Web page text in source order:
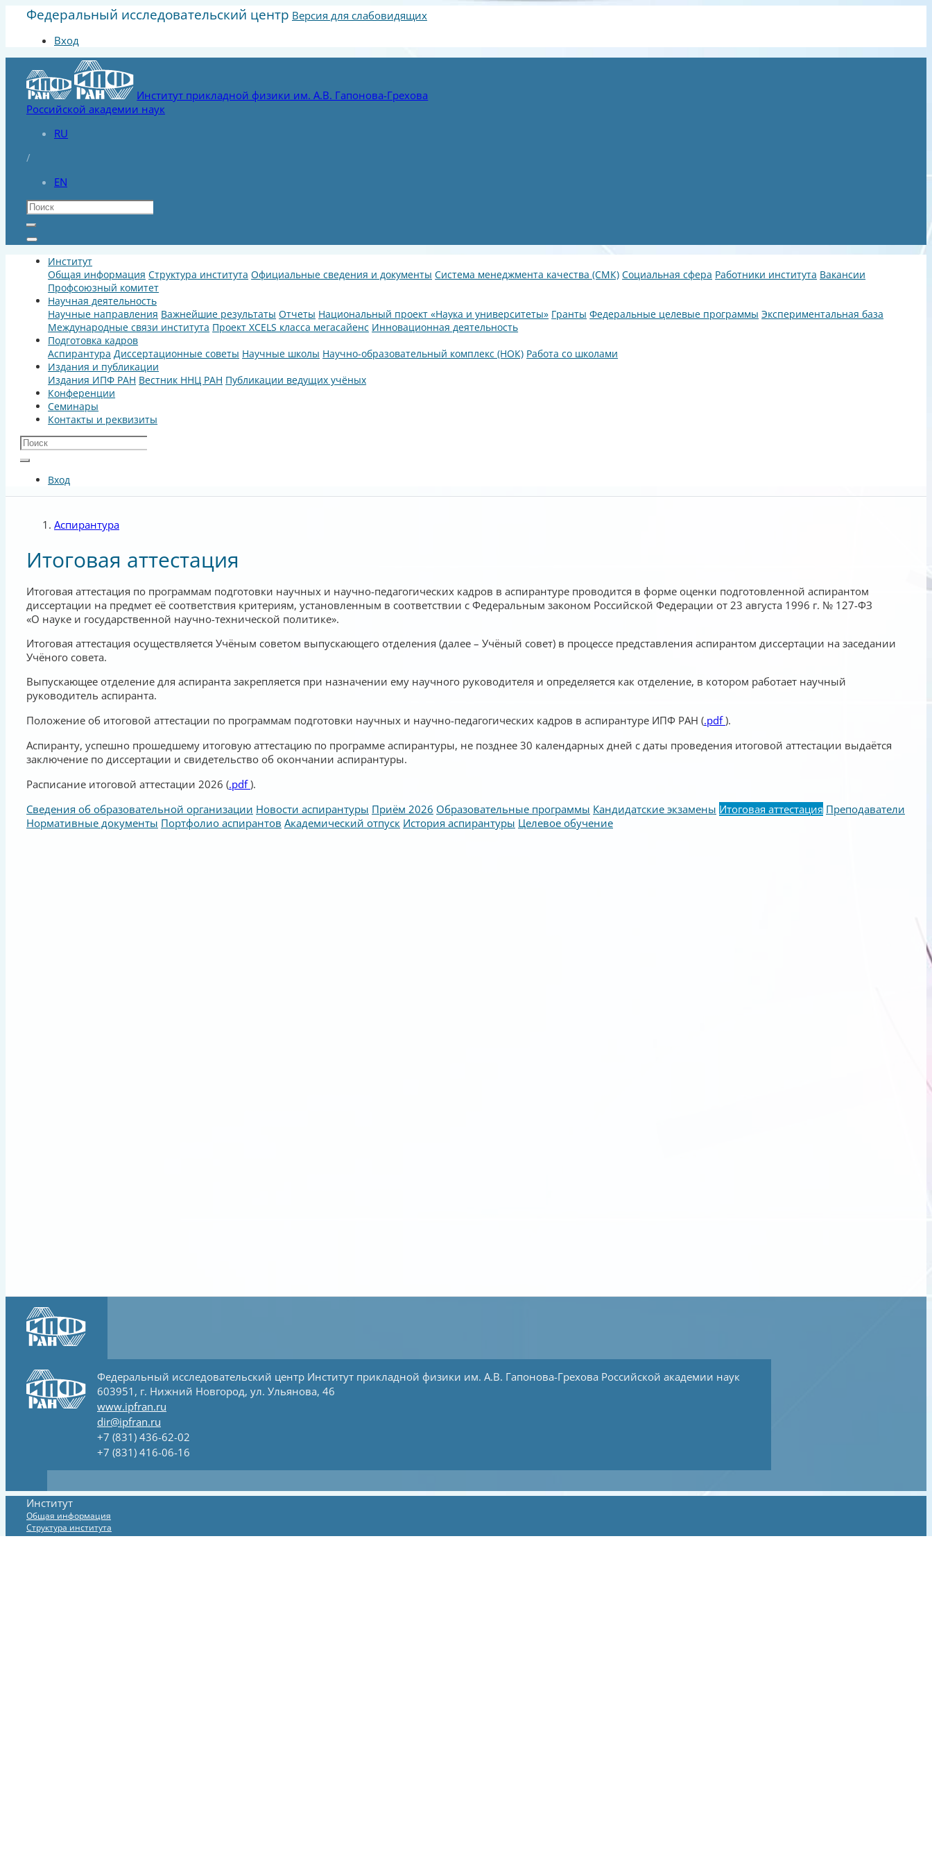
Федеральный исследовательский центр Версия для слабовидящих
Вход
Институт прикладной физики им. А.В. Гапонова-Грехова
Российской академии наук
RU
/
EN
Институт
Общая информация Структура института Официальные сведения и документы Система менеджмента качества (СМК) Социальная сфера Работники института Вакансии
Профсоюзный комитет
Научная деятельность
Научные направления Важнейшие результаты Отчеты Национальный проект «Наука и университеты» Гранты Федеральные целевые программы Экспериментальная база
Международные связи института Проект XCELS класса мегасайенс Инновационная деятельность
Подготовка кадров
Аспирантура Диссертационные советы Научные школы Научно-образовательный комплекс (НОК) Работа со школами
Издания и публикации
Издания ИПФ РАН Вестник ННЦ РАН Публикации ведущих учёных
Конференции
Семинары
Контакты и реквизиты
Вход
Аспирантура
Итоговая аттестация
Итоговая аттестация по программам подготовки научных и научно-педагогических кадров в аспирантуре проводится в форме оценки подготовленной аспирантом
диссертации на предмет её соответствия критериям, установленным в соответствии с Федеральным законом Российской Федерации от 23 августа 1996 г. № 127-ФЗ
«О науке и государственной научно-технической политике».
Итоговая аттестация осуществляется Учёным советом выпускающего отделения (далее – Учёный совет) в процессе представления аспирантом диссертации на заседании
Учёного совета.
Выпускающее отделение для аспиранта закрепляется при назначении ему научного руководителя и определяется как отделение, в котором работает научный
руководитель аспиранта.
Положение об итоговой аттестации по программам подготовки научных и научно-педагогических кадров в аспирантуре ИПФ РАН (.pdf).
Аспиранту, успешно прошедшему итоговую аттестацию по программе аспирантуры, не позднее 30 календарных дней с даты проведения итоговой аттестации выдаётся
заключение по диссертации и свидетельство об окончании аспирантуры.
Расписание итоговой аттестации 2026 (.pdf).
Сведения об образовательной организации Новости аспирантуры Приём 2026 Образовательные программы Кандидатские экзамены Итоговая аттестация Преподаватели
Нормативные документы Портфолио аспирантов Академический отпуск История аспирантуры Целевое обучение
Федеральный исследовательский центр Институт прикладной физики им. А.В. Гапонова-Грехова Российской академии наук
603951, г. Нижний Новгород, ул. Ульянова, 46
www.ipfran.ru
dir@ipfran.ru
+7 (831) 436-62-02
+7 (831) 416-06-16
Институт
Общая информация
Структура института
Официальные сведения и документы